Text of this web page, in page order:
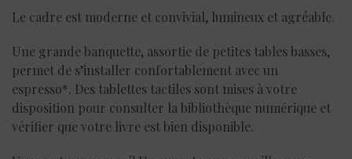
Le cadre est moderne et convivial, lumineux et agréable.
Une grande banquette, assortie de petites tables basses,
permet de s’installer confortablement avec un
espresso*. Des tablettes tactiles sont mises à votre
disposition pour consulter la bibliothèque numérique et
vérifier que votre livre est bien disponible.